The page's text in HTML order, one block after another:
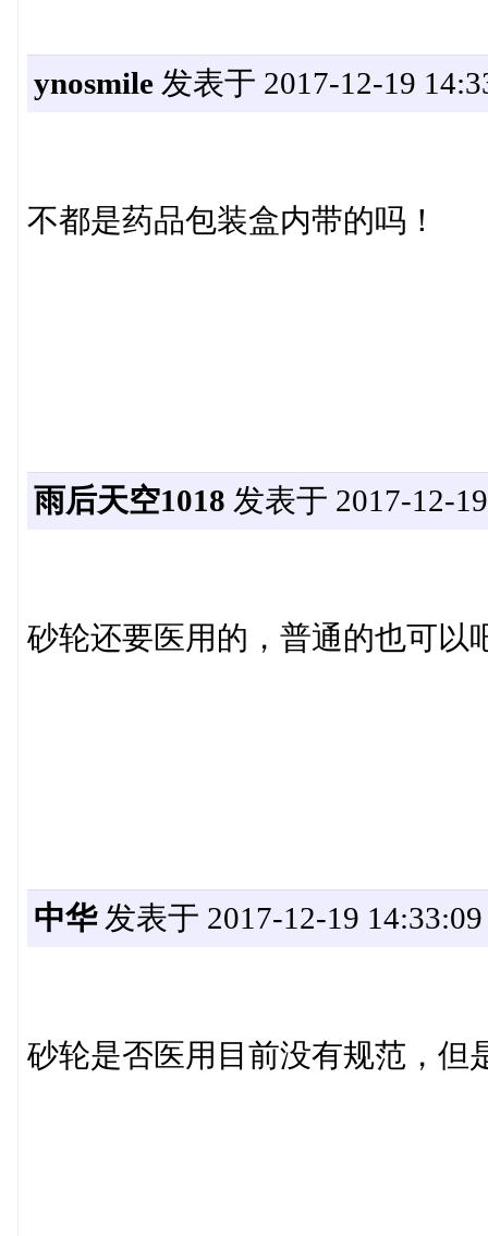
ynosmile发表于 2017-12-19
不都是药品包装盒内带的吗！
雨后天空1018 发表于 2017-12-
砂轮还要医用的，普通的也可以
中华发表于 2017-12-19 14:33:09
砂轮是否医用目前没有规范，但